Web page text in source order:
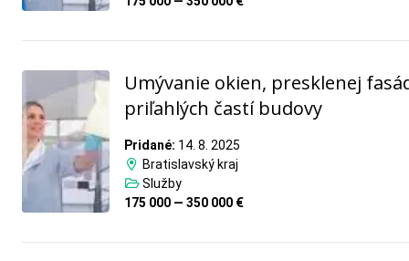
Umývanie okien, presklenej
priľahlých častí budovy
Pridané: 14. 8. 2025
Bratislavský kraj
Služby
175 000 — 350 000 €